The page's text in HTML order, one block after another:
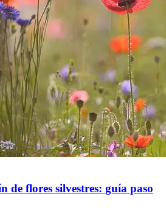
de flores silvestres: guía paso